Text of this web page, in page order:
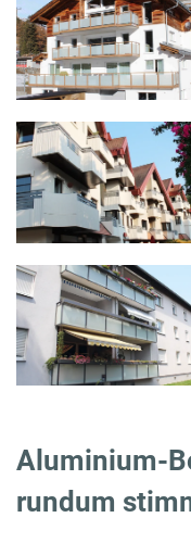
Aluminium-
rundum